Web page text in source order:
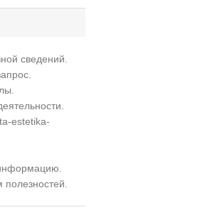
сведений.
estetika-